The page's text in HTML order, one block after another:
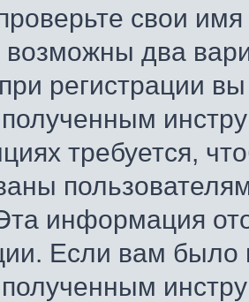
свои
возможны два
регистрации
требуется,
информация
Если вам